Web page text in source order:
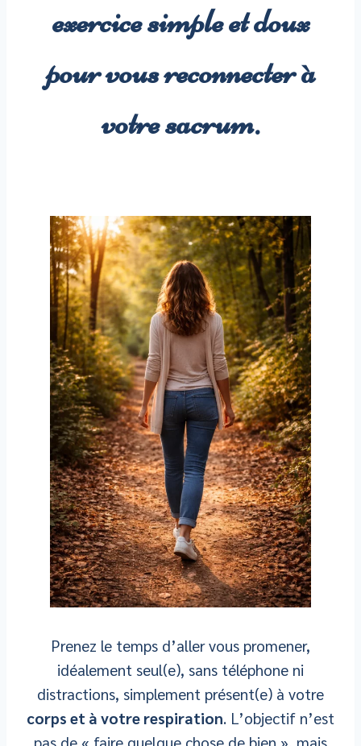
exercice simple et doux
pour vous reconnecter à
votre sacrum.
Prenez le temps d’aller vous promener,
idéalement seul(e), sans téléphone ni
distractions, simplement présent(e) à votre
corps et à votre respiration. L’objectif n’est